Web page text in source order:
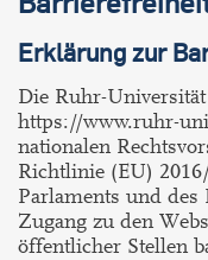
Erklärung zur
Die Ruhr-
https://www.ruhr-
nationalen
Richtlinie (EU)
Parlaments und des
Zugang zu den
öffentlicher Stellen